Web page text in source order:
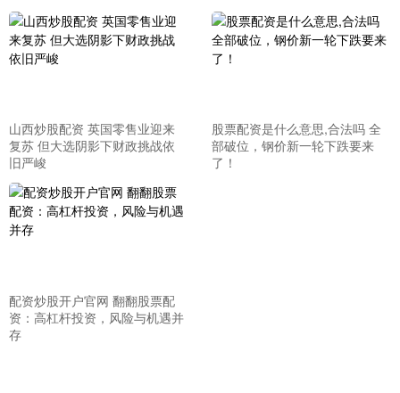
山西炒股配资 英国零售业迎来
复苏 但大选阴影下财政挑战依
旧严峻
股票配资是什么意思,合法吗 全
部破位，钢价新一轮下跌要来
了！
配资炒股开户官网 翻翻股票配
资：高杠杆投资，风险与机遇并
存